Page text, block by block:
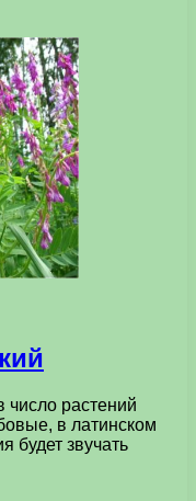
число растений
в латинском
будет звучать